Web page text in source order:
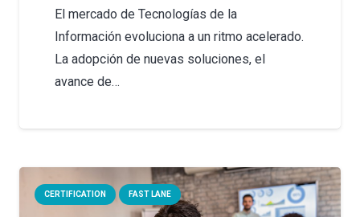
El mercado de Tecnologías de la
Información evoluciona a un ritmo acelerado.
La adopción de nuevas soluciones, el
avance de…
CERTIFICATION FAST LANE